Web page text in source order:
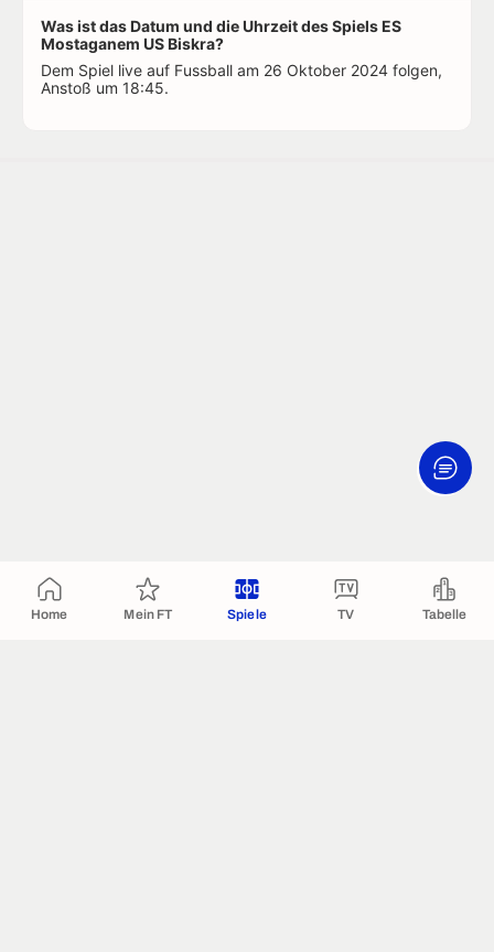
Home Mein FT Spiele TV Tabelle
Was ist das Datum und die Uhrzeit des Spiels ES
Mostaganem US Biskra?
Dem Spiel live auf Fussball am 26 Oktober 2024 folgen,
Anstoß um 18:45.